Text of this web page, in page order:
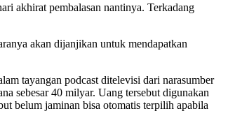
akhirat pembalasan nantinya. Terkadang
akan dijanjikan untuk mendapatkan
tayangan podcast ditelevisi dari narasumber
sebesar 40 milyar. Uang tersebut digunakan
belum jaminan bisa otomatis terpilih apabila